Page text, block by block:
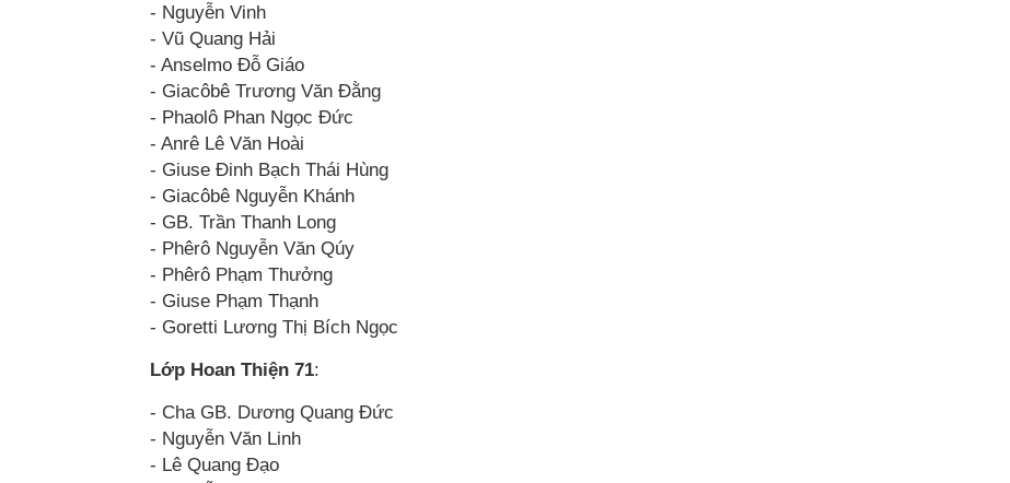
- Nguyễn Vinh
- Vũ Quang Hải
- Anselmo Đỗ Giáo
- Giacôbê Trương Văn Đằng
- Phaolô Phan Ngọc Đức
- Anrê Lê Văn Hoài
- Giuse Đinh Bạch Thái Hùng
- Giacôbê Nguyễn Khánh
- GB. Trần Thanh Long
- Phêrô Nguyễn Văn Qúy
- Phêrô Phạm Thưởng
- Giuse Phạm Thạnh
- Goretti Lương Thị Bích Ngọc
Lớp Hoan Thiện 71:
- Cha GB. Dương Quang Đức
- Nguyễn Văn Linh
- Lê Quang Đạo